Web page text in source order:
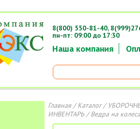
Наша компания
8(800) 550-81-40,
пн-пт: 09:00 до 17:30
Главная/Каталог/
ИНВЕНТАРЬ /Ведра на